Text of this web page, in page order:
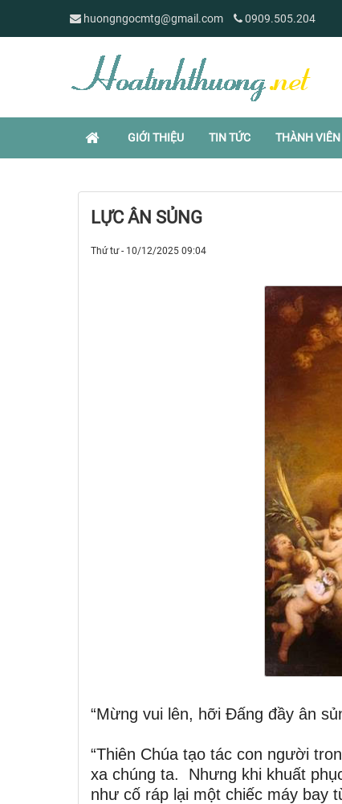
huongngocmtg@gmail.com 0909.505.204
GIỚI THIỆU TIN TỨC THÀNH VIÊN
LỰC ÂN SỦNG
Thứ tư - 10/12/2025 09:04
“Mừng vui lên, hỡi Đấng đầy ân
“Thiên Chúa tạo tác con người
xa chúng ta. Nhưng khi khuất
như cố ráp lại một chiếc máy bay